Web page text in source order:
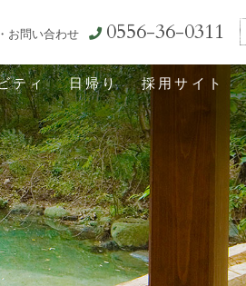
お問い合わせ 0556-36-0311
ティ 日帰り 採用サイト